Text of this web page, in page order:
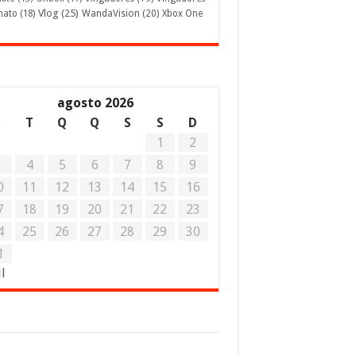
(18) Vlog (25) WandaVision (20) Xbox One
agosto 2026
T Q Q S S
D
1
2
4 5 6 7 8
9
11 12 13 14 15
16
18 19 20 21 22
23
25 26 27 28 29
30